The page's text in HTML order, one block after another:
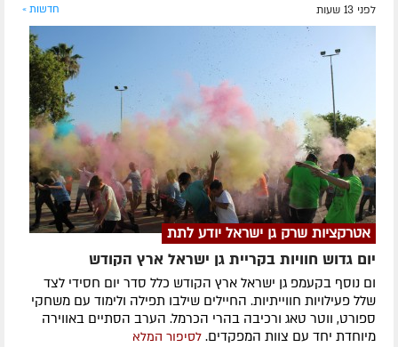
לפני 13 שעות חדשות »
אטרקציות שרק גן ישראל יודע לתת
יום גדוש חוויות בקריית גן ישראל ארץ הקודש
ום נוסף בקעמפ גן ישראל ארץ הקודש כלל סדר יום חסידי לצד
שלל פעילויות חווייתיות. החיילים שילבו תפילה ולימוד עם משחקי
ספורט, ווטר טאג ורכיבה בהרי הכרמל. הערב הסתיים באווירה
מיוחדת יחד עם צוות המפקדים. לסיפור המלא